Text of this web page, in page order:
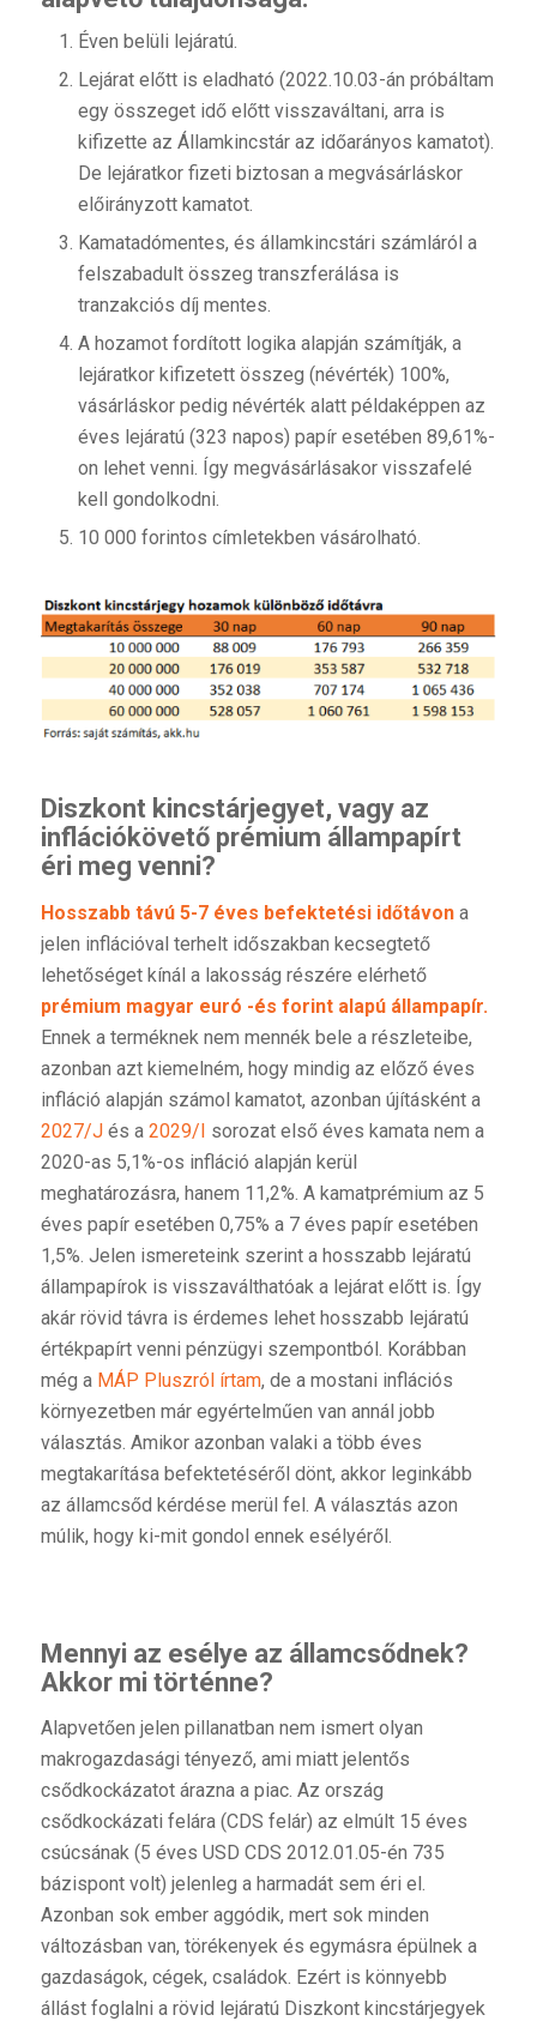
Éven belüli lejáratú.
Lejárat előtt is eladható (2022.10.03-án próbáltam
egy összeget idő előtt visszaváltani, arra is
kifizette az Államkincstár az időarányos kamatot).
De lejáratkor fizeti biztosan a megvásárláskor
előirányzott kamatot.
Kamatadómentes, és államkincstári számláról a
felszabadult összeg transzferálása is
tranzakciós díj mentes.
A hozamot fordított logika alapján számítják, a
lejáratkor kifizetett összeg (névérték) 100%,
vásárláskor pedig névérték alatt példaképpen az
éves lejáratú (323 napos) papír esetében 89,61%-
on lehet venni. Így megvásárlásakor visszafelé
kell gondolkodni.
10 000 forintos címletekben vásárolható.
Diszkont kincstárjegyet, vagy az
inflációkövető prémium állampapírt
éri meg venni?
Hosszabb távú 5-7 éves befektetési időtávona
jelen inflációval terhelt időszakban kecsegtető
lehetőséget kínál a lakosság részére elérhető
prémium magyar euró -és forint alapú állampapír.
Ennek a terméknek nem mennék bele a részleteibe,
azonban azt kiemelném, hogy mindig az előző éves
infláció alapján számol kamatot, azonban újításként a
2027/Jés a 2029/I sorozat első éves kamata nem a
2020-as 5,1%-os infláció alapján kerül
meghatározásra, hanem 11,2%. A kamatprémium az 5
éves papír esetében 0,75% a 7 éves papír esetében
1,5%. Jelen ismereteink szerint a hosszabb lejáratú
állampapírok is visszaválthatóak a lejárat előtt is. Így
akár rövid távra is érdemes lehet hosszabb lejáratú
értékpapírt venni pénzügyi szempontból. Korábban
még a MÁP Pluszról írtam, de a mostani inflációs
környezetben már egyértelműen van annál jobb
választás. Amikor azonban valaki a több éves
megtakarítása befektetéséről dönt, akkor leginkább
az államcsőd kérdése merül fel. A választás azon
múlik, hogy ki-mit gondol ennek esélyéről.
Mennyi az esélye az államcsődnek?
Akkor mi történne?
Alapvetően jelen pillanatban nem ismert olyan
makrogazdasági tényező, ami miatt jelentős
csődkockázatot árazna a piac. Az ország
csődkockázati felára (CDS felár) az elmúlt 15 éves
csúcsának (5 éves USD CDS 2012.01.05-én 735
bázispont volt) jelenleg a harmadát sem éri el.
Azonban sok ember aggódik, mert sok minden
változásban van, törékenyek és egymásra épülnek a
gazdaságok, cégek, családok. Ezért is könnyebb
állást foglalni a rövid lejáratú Diszkont kincstárjegyek